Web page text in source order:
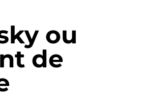
ou
de